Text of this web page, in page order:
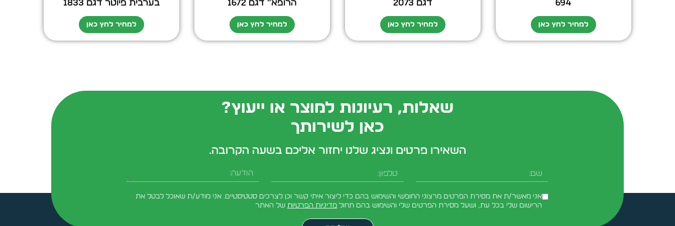
694
למחיר לחץ כאן
דגם 2073
למחיר לחץ כאן
הרופא” דגם 1672
למחיר לחץ כאן
בערבית פיוטר דגם 1833
למחיר לחץ כאן
שאלות, רעיונות למוצר או ייעוץ?
כאן לשירותך
השאירו פרטים ונציג שלנו יחזור אליכם בשעה הקרובה.
שם טלפון הודעה
אני מאשר/ת את מסירת הפרטים מרצוני החופשי והשימוש בהם כדי ליצור איתי קשר וכן לצרכים סטטיסטיים. אני מודע/ת שאוכל לבטל את
הרישום שלי בכל עת, ושעל מסירת הפרטים שלי והשימוש בהם תחול מדיניות הפרטיות של האתר